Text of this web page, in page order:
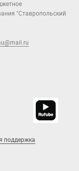
"Ставропольский
поддержка